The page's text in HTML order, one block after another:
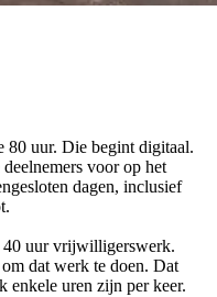
uur. Die begint digitaal.
voor op het
dagen, inclusief
40 uur vrijwilligerswerk.
dat werk te doen. Dat
enkele uren zijn per keer.